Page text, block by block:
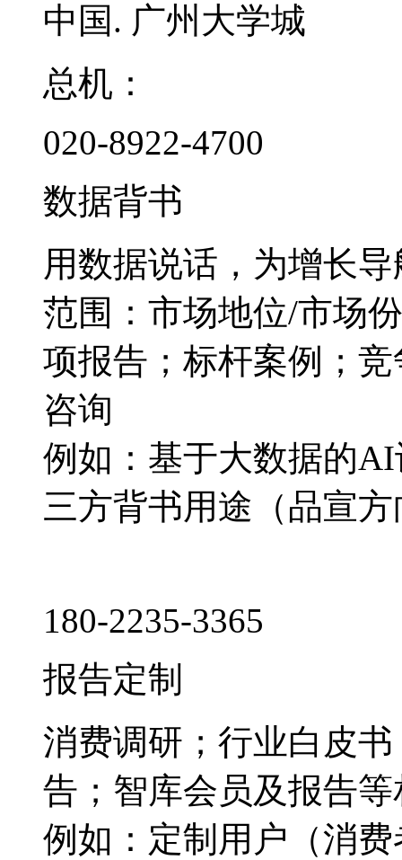
中国. 广州大学城
总机：
020-8922-4700
数据背书
用数据说话，为增长导
范围：市场地位/市场
项报告；标杆案例；
咨询
例如：基于大数据的
三方背书用途（品宣
180-2235-3365
报告定制
消费调研；行业白皮
告；智库会员及报告
例如：定制用户（消